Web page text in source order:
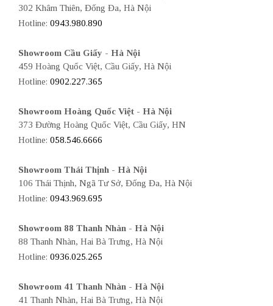
302 Khâm Thiên, Đống Đa, Hà Nội
Hotline: 0943.980.890
Showroom Cầu Giấy - Hà Nội
459 Hoàng Quốc Việt, Cầu Giấy, Hà Nội
Hotline: 0902.227.365
Showroom Hoàng Quốc Việt - Hà Nội
373 Đường Hoàng Quốc Việt, Cầu Giấy, HN
Hotline: 058.546.6666
Showroom Thái Thịnh - Hà Nội
106 Thái Thịnh, Ngã Tư Sở, Đống Đa, Hà Nội
Hotline: 0943.969.695
Showroom 88 Thanh Nhàn - Hà Nội
88 Thanh Nhàn, Hai Bà Trưng, Hà Nội
Hotline: 0936.025.265
Showroom 41 Thanh Nhàn - Hà Nội
41 Thanh Nhàn, Hai Bà Trưng, Hà Nội